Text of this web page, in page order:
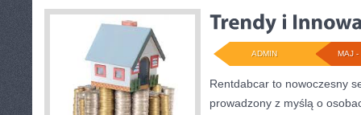
MAJ -
ADMIN
Rentdabcar to nowoczesny
prowadzony z myślą o